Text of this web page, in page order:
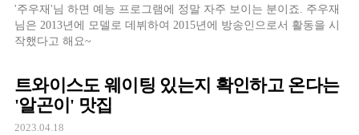
'주우재'님 하면 예능 프로그램에 정말 자주 보이는 분이죠. 주우재
님은 2013년에 모델로 데뷔하여 2015년에 방송인으로서 활동을 시
작했다고 해요~
트와이스도 웨이팅 있는지 확인하고 온다는
'알곤이' 맛집
2023.04.18